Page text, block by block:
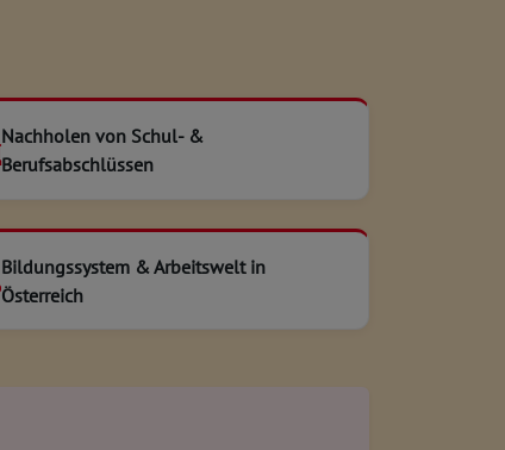
Nachholen von Schul- &
Berufsabschlüssen
Bildungssystem & Arbeitswelt in
Österreich